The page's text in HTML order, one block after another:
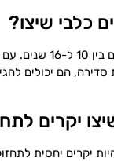
בממוצע, כלבי שיצו
סדירה, הם יכולים
יקרים יחסית